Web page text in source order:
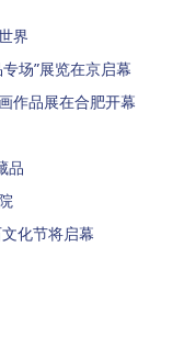
界
场”展览在京启幕
作品展在合肥开幕
品
化节将启幕